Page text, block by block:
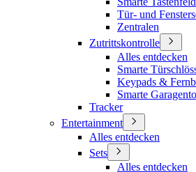
Tür- und
Zentralen
Zutrittskontrolle
Alles entdecken
Smarte
Keypads &
Smarte
Tracker
Entertainment
Alles entdecken
Sets
Alles entdecken